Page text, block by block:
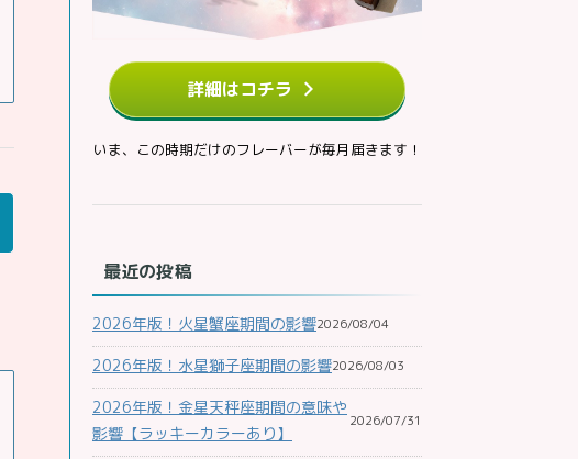
詳細はコチラ
いま、この時期だけのフレーバーが毎月届きます！
最近の投稿
2026年版！火星蟹座期間の影響2026/08/04
2026年版！水星獅子座期間の影響2026/08/03
2026年版！金星天秤座期間の意味や
影響【ラッキーカラーあり】
2026/07/31